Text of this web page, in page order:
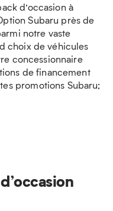
d’occasion à
Subaru près de
notre vaste
choix de véhicules
concessionnaire
de financement
promotions Subaru;